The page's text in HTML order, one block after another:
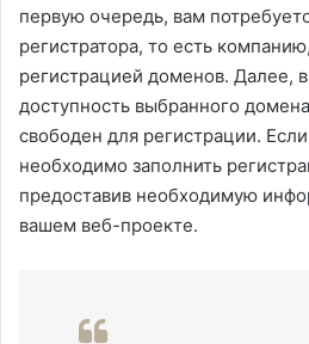
первую очередь, вам
регистратора, то есть
регистрацией доменов. Далее,
доступность выбранного
свободен для регистрации.
необходимо заполнить
предоставив необходимую
вашем веб-проекте.